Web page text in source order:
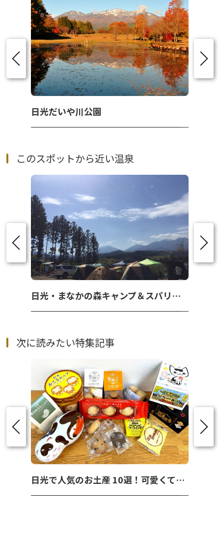
日光だいや川公園
このスポットから近い温泉
日光・まなかの森キャンプ＆スパリゾート
次に読みたい特集記事
日光で人気のお土産 10選！可愛くて美味しいお菓子を紹介！